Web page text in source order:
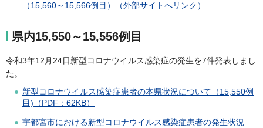
（15,560～15,566例目）（外部サイトへリンク）
県内15,550～15,556例目
令和3年12月24日新型コロナウイルス感染症の発生を7件発表しまし
た。
新型コロナウイルス感染症患者の本県状況について（15,550例
目)（PDF：62KB）
宇都宮市における新型コロナウイルス感染症患者の発生状況